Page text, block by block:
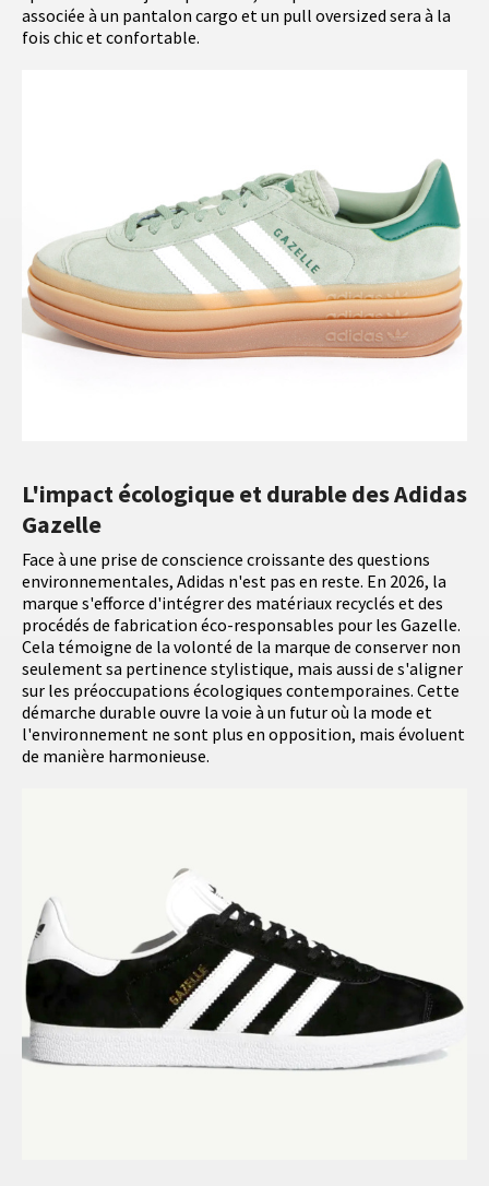
associée à un pantalon cargo et un pull oversized sera à la
fois chic et confortable.
L'impact écologique et durable des Adidas
Gazelle
Face à une prise de conscience croissante des questions
environnementales, Adidas n'est pas en reste. En 2026, la
marque s'efforce d'intégrer des matériaux recyclés et des
procédés de fabrication éco-responsables pour les Gazelle.
Cela témoigne de la volonté de la marque de conserver non
seulement sa pertinence stylistique, mais aussi de s'aligner
sur les préoccupations écologiques contemporaines. Cette
démarche durable ouvre la voie à un futur où la mode et
l'environnement ne sont plus en opposition, mais évoluent
de manière harmonieuse.